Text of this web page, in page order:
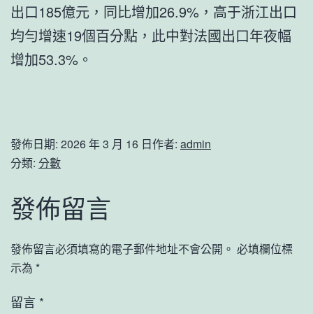
出口185億元，同比增加26.9%，高于浙江出口
均勻增速19個百分點，此中對法國出口年夜幅
增加53.3%。
發佈日期: 2026 年 3 月 16 日作者: admin
分類: 分數
發佈留言
發佈留言必須填寫的電子郵件地址不會公開。 必填欄位標
示為 *
留言 *